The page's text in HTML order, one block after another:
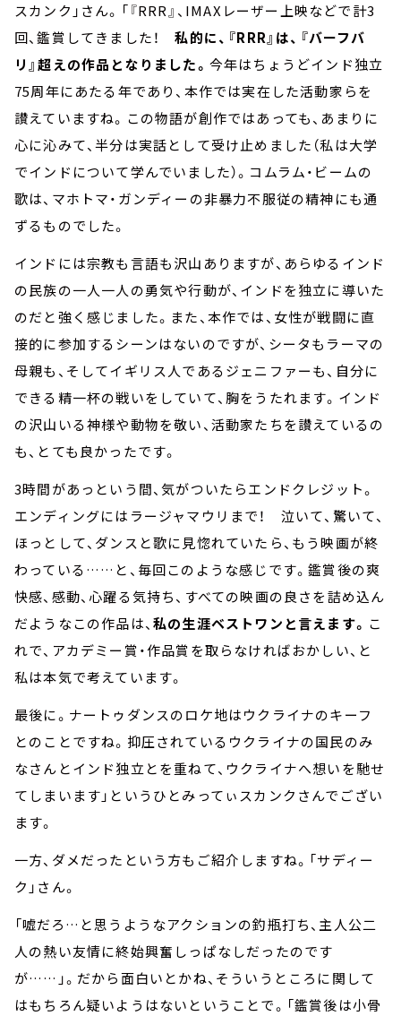
スカンク」さん。「『RRR』、IMAXレーザー上映などで計3
回、鑑賞してきました！
私的に、『RRR』は、『バーフバ
リ』超えの作品となりました。 今年はちょうどインド独立
75周年にあたる年であり、本作では実在した活動家らを
讃えていますね。この物語が創作ではあっても、あまりに
心に沁みて、半分は実話として受け止めました（私は大学
でインドについて学んでいました）。コムラム・ビームの
歌は、マホトマ・ガンディーの非暴力不服従の精神にも通
ずるものでした。
インドには宗教も言語も沢山ありますが、あらゆるインド
の民族の一人一人の勇気や行動が、インドを独立に導いた
のだと強く感じました。また、本作では、女性が戦闘に直
接的に参加するシーンはないのですが、シータもラーマの
母親も、そしてイギリス人であるジェニファーも、自分に
できる精一杯の戦いをしていて、胸をうたれます。インド
の沢山いる神様や動物を敬い、活動家たちを讃えているの
も、とても良かったです。
3時間があっという間、気がついたらエンドクレジット。
エンディングにはラージャマウリまで！ 泣いて、驚いて、
ほっとして、ダンスと歌に見惚れていたら、もう映画が終
わっている……と、毎回このような感じです。鑑賞後の爽
快感、感動、心躍る気持ち、すべての映画の良さを詰め込ん
だようなこの作品は、私の生涯ベストワンと言えます。 こ
れで、アカデミー賞・作品賞を取らなければおかしい、と
私は本気で考えています。
最後に。ナートゥダンスのロケ地はウクライナのキーフ
とのことですね。抑圧されているウクライナの国民のみ
なさんとインド独立とを重ねて、ウクライナへ想いを馳せ
てしまいます」というひとみってぃスカンクさんでござい
ます。
一方、ダメだったという方もご紹介しますね。「サディー
ク」さん。
「嘘だろ…と思うようなアクションの釣瓶打ち、主人公二
人の熱い友情に終始興奮しっぱなしだったのです
が……」。だから面白いとかね、そういうところに関して
はもちろん疑いようはないということで。「鑑賞後は小骨